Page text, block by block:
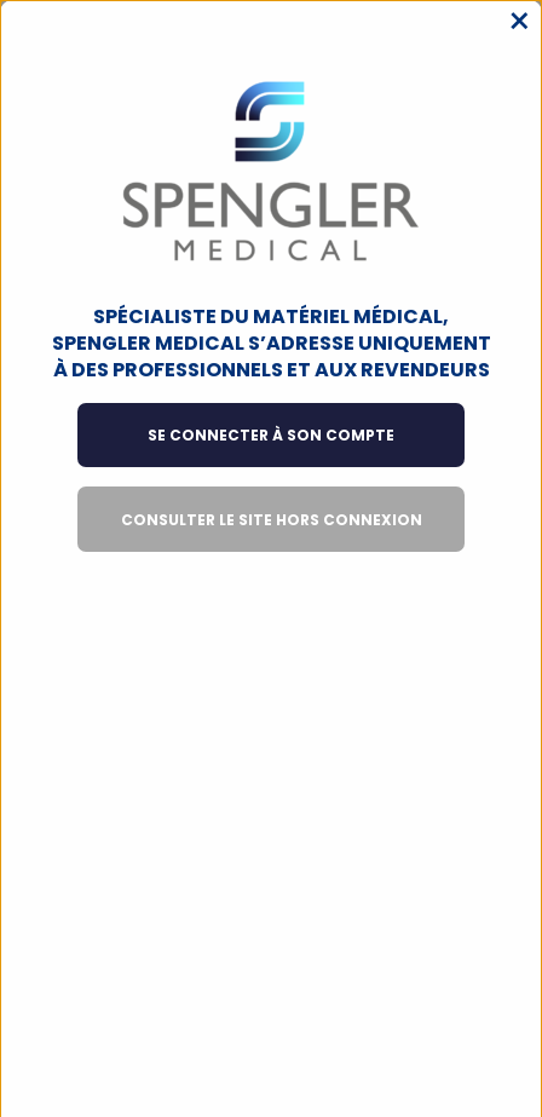
DIAGNOSTIC STÉTHOSCOPES STÉTHO. SIMPLE PAVILLON
Stéthoscope Spengler Pulse II
MEILLEURES VENTES
SPÉCIALISTE DU MATÉRIEL MÉDICAL,
SPENGLER MEDICAL S’ADRESSE UNIQUEMENT
À DES PROFESSIONNELS ET AUX REVENDEURS
SE CONNECTER À SON COMPTE
CONSULTER LE SITE HORS CONNEXION
×